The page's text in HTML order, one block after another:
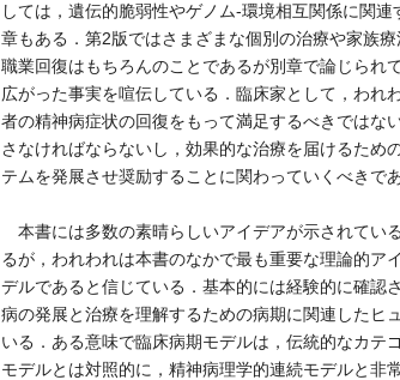
しては，遺伝的脆弱性やゲノム-環境相互関係に関
章もある．第2版ではさまざまな個別の治療や家族
職業回復はもちろんのことであるが別章で論じられ
広がった事実を喧伝している．臨床家として，われ
者の精神病症状の回復をもって満足するべきではな
さなければならないし，効果的な治療を届けるため
テムを発展させ奨励することに関わっていくべきで
本書には多数の素晴らしいアイデアが示されてい
るが，われわれは本書のなかで最も重要な理論的ア
デルであると信じている．基本的には経験的に確認
病の発展と治療を理解するための病期に関連したヒ
いる．ある意味で臨床病期モデルは，伝統的なカテ
モデルとは対照的に，精神病理学的連続モデルと非